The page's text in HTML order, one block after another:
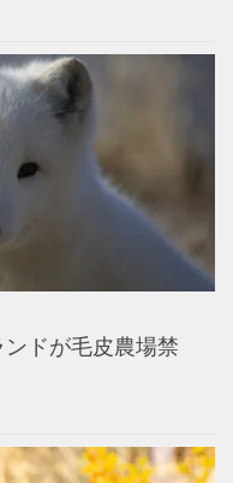
ドが毛皮農場禁